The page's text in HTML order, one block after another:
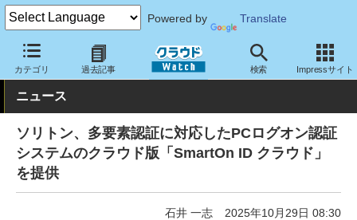
Powered by Translate
カテゴリ 過去記事 検索 Impressサイト
クラウド Watch セキュリティ セキュリティサービス
ニュース
ソリトン、多要素認証に対応したPCログオン認証
システムのクラウド版「SmartOn ID クラウド」
を提供
石井 一志 2025年10月29日 08:30